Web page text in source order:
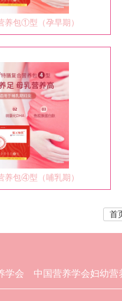
养包①型（孕早期）
养包④型（哺乳期）
首
学会 中国营养学会妇幼